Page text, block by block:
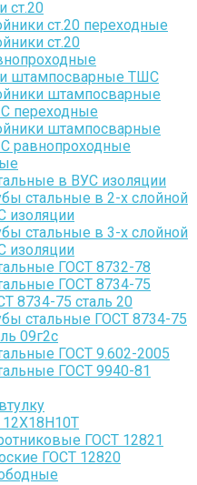
ст.20
ст.20 переходные
ст.20
штампосварные ТШС
штампосварные
переходные
штампосварные
равнопроходные
в ВУС изоляции
стальные в 2-х слойной
изоляции
стальные в 3-х слойной
изоляции
ГОСТ 8732-78
ГОСТ 8734-75
8734-75 сталь 20
стальные ГОСТ 8734-75
09г2с
ГОСТ 9.602-2005
ГОСТ 9940-81
ГОСТ 12821
ГОСТ 12820